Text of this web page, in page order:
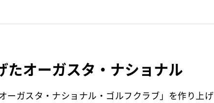
たオーガスタ・ナショナル
ーガスタ・ナショナル・ゴルフクラブ」を作り上げ